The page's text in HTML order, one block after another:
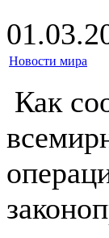
Новости мира
Как